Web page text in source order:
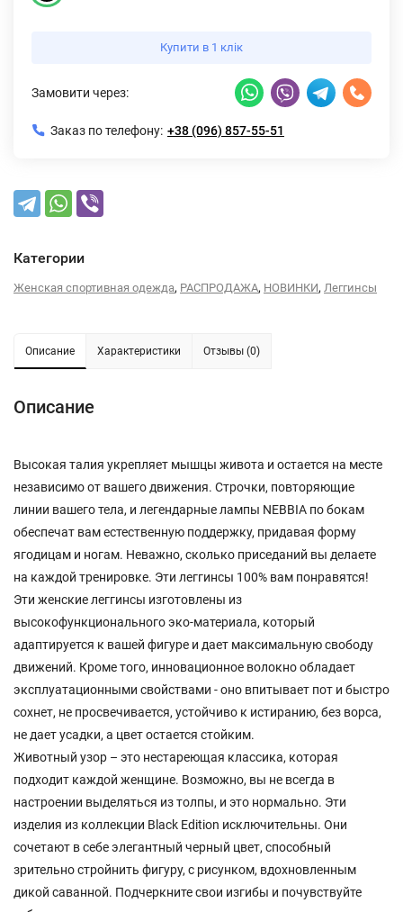
Купити в 1 клік
Замовити через:
Заказ по телефону: +38 (096) 857-55-51
Категории
Женская спортивная одежда, РАСПРОДАЖА, НОВИНКИ, Леггинсы
Описание Характеристики Отзывы (0)
Описание
Высокая талия укрепляет мышцы живота и остается на месте
независимо от вашего движения. Строчки, повторяющие
линии вашего тела, и легендарные лампы NEBBIA по бокам
обеспечат вам естественную поддержку, придавая форму
ягодицам и ногам. Неважно, сколько приседаний вы делаете
на каждой тренировке. Эти леггинсы 100% вам понравятся!
Эти женские леггинсы изготовлены из
высокофункционального эко-материала, который
адаптируется к вашей фигуре и дает максимальную свободу
движений. Кроме того, инновационное волокно обладает
эксплуатационными свойствами - оно впитывает пот и быстро
сохнет, не просвечивается, устойчиво к истиранию, без ворса,
не дает усадки, а цвет остается стойким.
Животный узор – это нестареющая классика, которая
подходит каждой женщине. Возможно, вы не всегда в
настроении выделяться из толпы, и это нормально. Эти
изделия из коллекции Black Edition исключительны. Они
сочетают в себе элегантный черный цвет, способный
зрительно стройнить фигуру, с рисунком, вдохновленным
дикой саванной. Подчеркните свои изгибы и почувствуйте